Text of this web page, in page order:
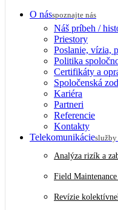
O násspoznajte nás
Náš príbeh /
Priestory
Poslanie, vízia,
Politika
Certifikáty a
Spoločenská
Kariéra
Partneri
Referencie
Kontakty
Telekomunikácieslužby
Analýza rizík a
Field
Revízie